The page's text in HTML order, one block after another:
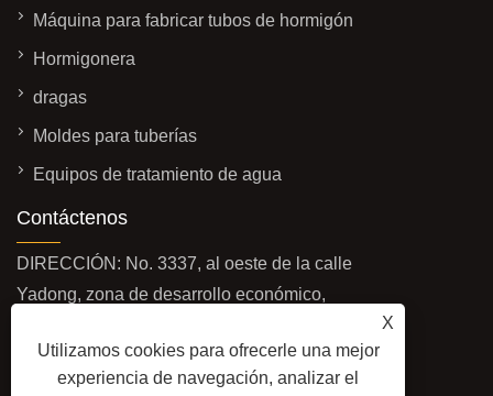
X
Utilizamos cookies para ofrecerle una mejor
experiencia de navegación, analizar el
Máquina para fabricar tubos de hormigón
Hormigonera
dragas
Moldes para tuberías
Equipos de tratamiento de agua
Contáctenos
DIRECCIÓN: No. 3337, al oeste de la calle
Yadong, zona de desarrollo económico,
China
CORREO ELECTRÓNICO: